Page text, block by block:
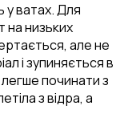
у ватах. Для
на низьких
але не
і зупиняється в
починати з
з відра, а